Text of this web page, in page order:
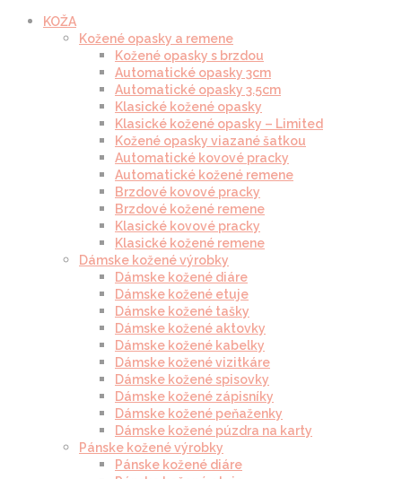
KOŽA
Kožené opasky a remene
Kožené opasky s brzdou
Automatické opasky 3cm
Automatické opasky 3.5cm
Klasické kožené opasky
Klasické kožené opasky – Limited
Kožené opasky viazané šatkou
Automatické kovové pracky
Automatické kožené remene
Brzdové kovové pracky
Brzdové kožené remene
Klasické kovové pracky
Klasické kožené remene
Dámske kožené výrobky
Dámske kožené diáre
Dámske kožené etuje
Dámske kožené tašky
Dámske kožené aktovky
Dámske kožené kabelky
Dámske kožené vizitkáre
Dámske kožené spisovky
Dámske kožené zápisníky
Dámske kožené peňaženky
Dámske kožené púzdra na karty
Pánske kožené výrobky
Pánske kožené diáre